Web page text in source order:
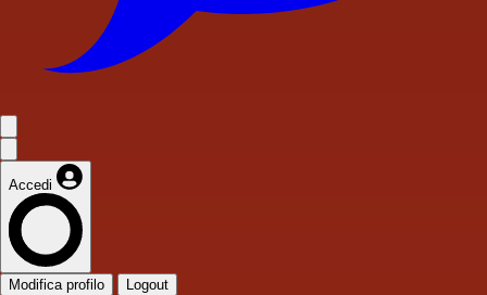
Accedi
Modifica profilo Logout